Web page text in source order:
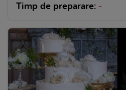
Timp de preparare: -